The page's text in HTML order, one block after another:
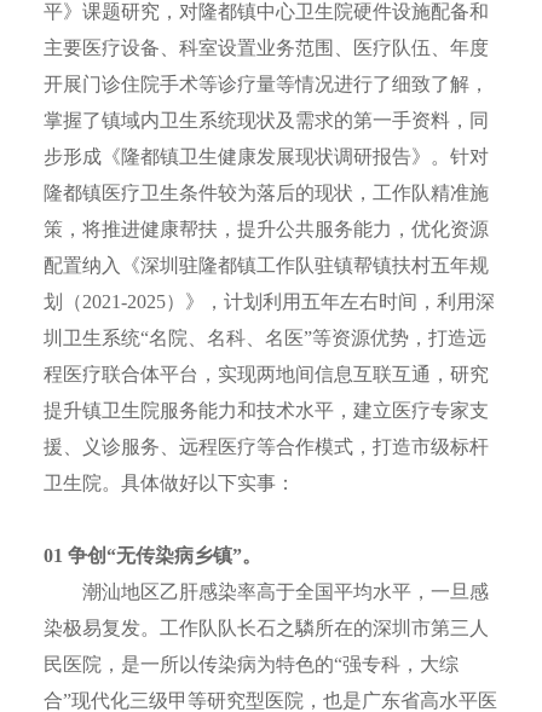
平》课题研究，对隆都镇中心卫生院硬件设施配备和
主要医疗设备、科室设置业务范围、医疗队伍、年度
开展门诊住院手术等诊疗量等情况进行了细致了解，
掌握了镇域内卫生系统现状及需求的第一手资料，同
步形成《隆都镇卫生健康发展现状调研报告》。针对
隆都镇医疗卫生条件较为落后的现状，工作队精准施
策，将推进健康帮扶，提升公共服务能力，优化资源
配置纳入《深圳驻隆都镇工作队驻镇帮镇扶村五年规
划（2021-2025）》，计划利用五年左右时间，利用深
圳卫生系统“名院、名科、名医”等资源优势，打造远
程医疗联合体平台，实现两地间信息互联互通，研究
提升镇卫生院服务能力和技术水平，建立医疗专家支
援、义诊服务、远程医疗等合作模式，打造市级标杆
卫生院。具体做好以下实事：
01 争创“无传染病乡镇”。
潮汕地区乙肝感染率高于全国平均水平，一旦感
染极易复发。工作队队长石之驎所在的深圳市第三人
民医院，是一所以传染病为特色的“强专科，大综
合”现代化三级甲等研究型医院，也是广东省高水平医